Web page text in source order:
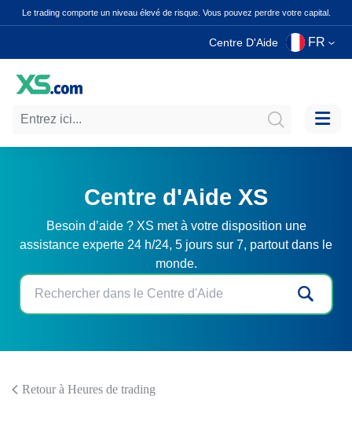
Le trading comporte un niveau élevé de risque. Vous pouvez perdre votre capital.
Centre D'Aide FR
Centre d'Aide XS
Besoin d’aide ? XS met à votre disposition une
assistance experte 24 h/24, 5 jours sur 7, partout dans le
monde.
Retour à Heures de trading